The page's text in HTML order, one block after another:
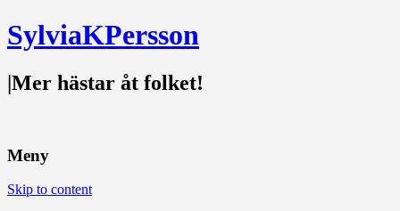
SylviaKPersson
|Mer hästar åt folket!
Meny
Skip to content